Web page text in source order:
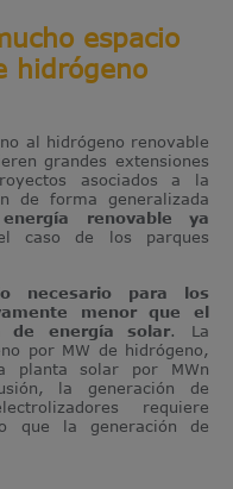
espacio
hidrógeno
al hidrógeno renovable
grandes extensiones
asociados a la
de forma generalizada
renovable ya
caso de los parques
necesario para los
menor que el
de energía solar. La
por MW de hidrógeno,
planta solar por MWn
la generación de
requiere
que la generación de